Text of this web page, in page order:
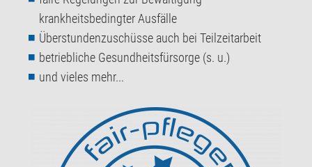
krankheitsbedingter Ausfälle
Überstundenzuschüsse auch bei Teilzeitarbeit
betriebliche Gesundheitsfürsorge (s. u.)
und vieles mehr...